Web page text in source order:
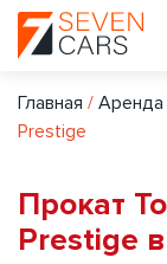
Главная / Аренда
Prestige
Прокат
Prestige